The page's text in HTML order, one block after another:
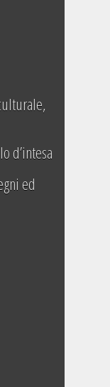
d’intesa
ed